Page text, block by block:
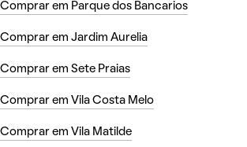
Comprar em Parque dos Bancarios
Comprar em Jardim Aurelia
Comprar em Sete Praias
Comprar em Vila Costa Melo
Comprar em Vila Matilde